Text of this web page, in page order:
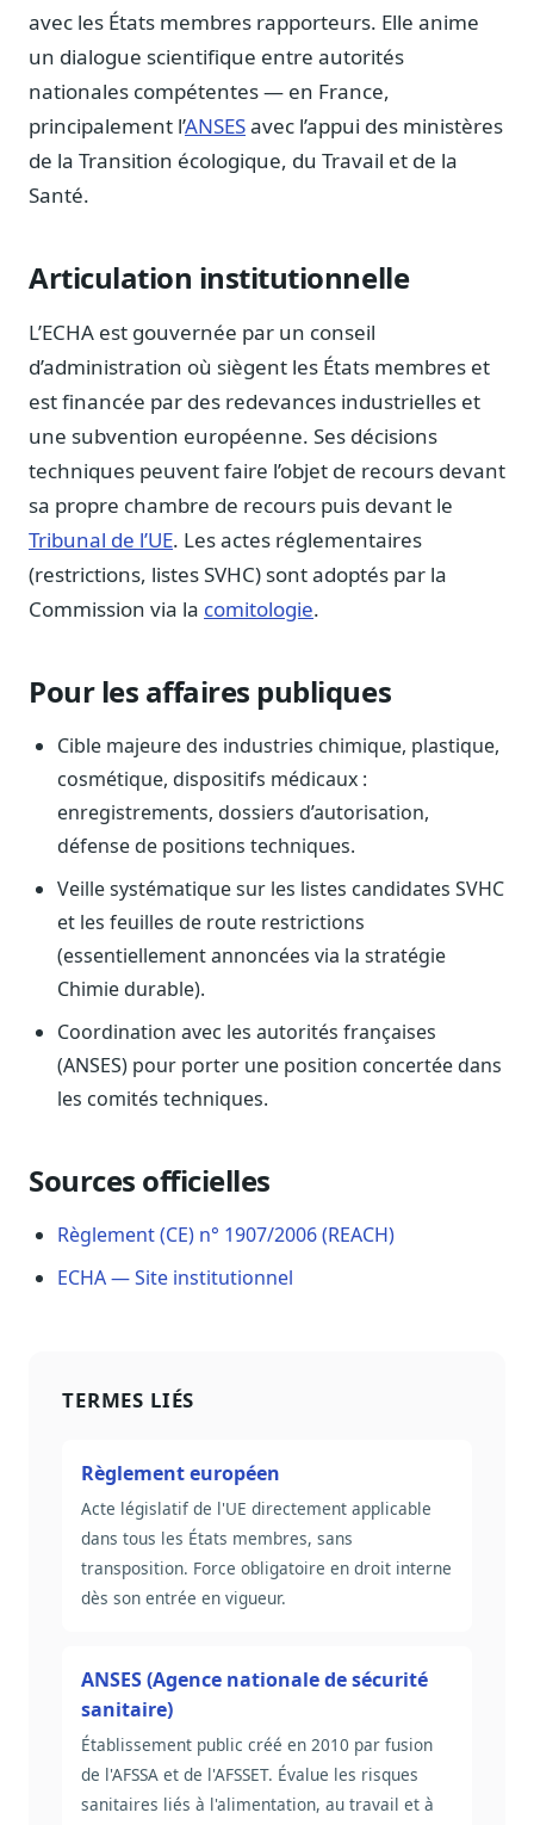
Consultants seniors, plateforme Legiwatch incluse
Guides pratiques
17 guides sur le Parlement, la procédure, le plaidoyer
1027 termes expliqués
Glossaire affaires publiques
Lexique par thème métier
Sources couvertes
23 flux indexés
Nouveautés produit
Le changelog mensuel
Ils utilisent Legiwatch
Public Sénat, ONG, cabinets
Fiabilité, souveraineté, sobriété
Sécurité
Hébergement européen, RGPD
Presse
Kit média, contacts
avec les États membres rapporteurs. Elle anime
un dialogue scientifique entre autorités
nationales compétentes — en France,
principalement l’ANSESavec l’appui des ministères
de la Transition écologique, du Travail et de la
Santé.
Articulation institutionnelle
L’ECHA est gouvernée par un conseil
d’administration où siègent les États membres et
est financée par des redevances industrielles et
une subvention européenne. Ses décisions
techniques peuvent faire l’objet de recours devant
sa propre chambre de recours puis devant le
Tribunal de l’UE. Les actes réglementaires
(restrictions, listes SVHC) sont adoptés par la
Commission via la comitologie.
Pour les affaires publiques
Cible majeure des industries chimique, plastique,
cosmétique, dispositifs médicaux :
enregistrements, dossiers d’autorisation,
défense de positions techniques.
Veille systématique sur les listes candidates SVHC
et les feuilles de route restrictions
(essentiellement annoncées via la stratégie
Chimie durable).
Coordination avec les autorités françaises
(ANSES) pour porter une position concertée dans
les comités techniques.
Sources officielles
Règlement (CE) n° 1907/2006 (REACH)
ECHA — Site institutionnel
TERMES LIÉS
Règlement européen
Acte législatif de l'UE directement applicable
dans tous les États membres, sans
transposition. Force obligatoire en droit interne
dès son entrée en vigueur.
ANSES (Agence nationale de sécurité
sanitaire)
Établissement public créé en 2010 par fusion
de l'AFSSA et de l'AFSSET. Évalue les risques
sanitaires liés à l'alimentation, au travail et à